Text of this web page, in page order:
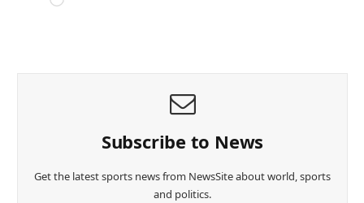
Subscribe to News
Get the latest sports news from NewsSite about world, sports
and politics.